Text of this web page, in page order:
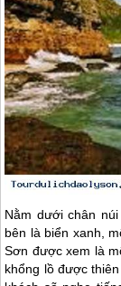
Nằm dưới chân
bên là biển xanh,
Sơn được xem là
khổng lồ được